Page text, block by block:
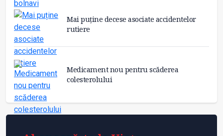
Mai puține decese asociate accidentelor
rutiere
Medicament nou pentru scăderea
colesterolului